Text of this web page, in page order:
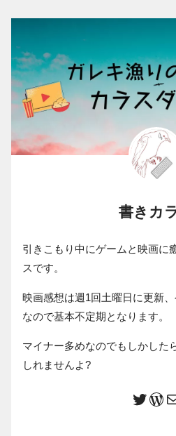
書きカ
引きこもり中にゲームと映画に
スです。
映画感想は週1回土曜日に更新
なので基本不定期となります。
マイナー多めなのでもしかした
しれませんよ?